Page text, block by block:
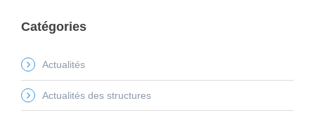
Catégories
Actualités
Actualités des structures